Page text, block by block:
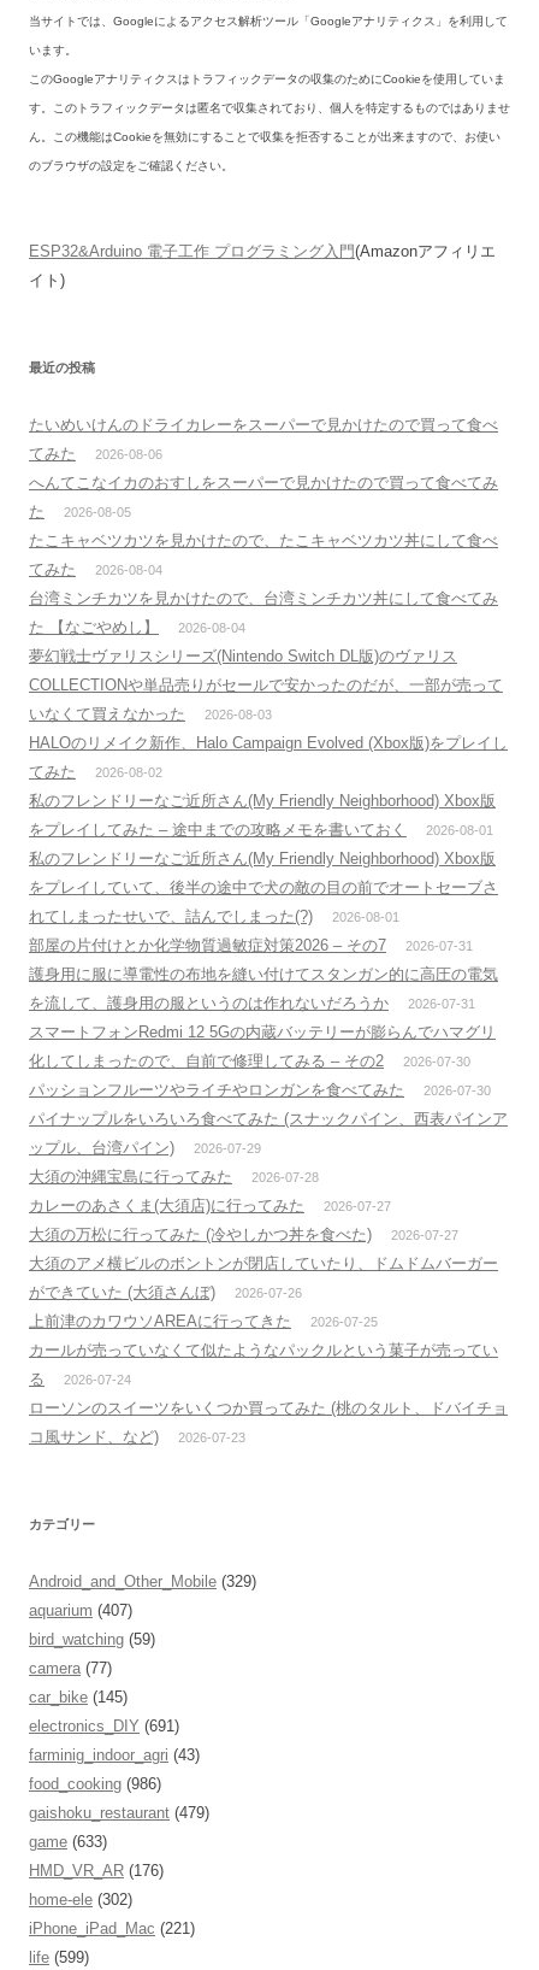
当サイトでは、Googleによるアクセス解析ツール「Googleアナリティクス」を利用して
います。
このGoogleアナリティクスはトラフィックデータの収集のためにCookieを使用していま
す。このトラフィックデータは匿名で収集されており、個人を特定するものではありませ
ん。この機能はCookieを無効にすることで収集を拒否することが出来ますので、お使い
のブラウザの設定をご確認ください。
ESP32&Arduino 電子工作 プログラミング入門(Amazonアフィリエ
イト)
最近の投稿
たいめいけんのドライカレーをスーパーで見かけたので買って食べ
てみた
2026-08-06
へんてこなイカのおすしをスーパーで見かけたので買って食べてみ
た
2026-08-05
たこキャベツカツを見かけたので、たこキャベツカツ丼にして食べ
てみた
2026-08-04
台湾ミンチカツを見かけたので、台湾ミンチカツ丼にして食べてみ
た 【なごやめし】
2026-08-04
夢幻戦士ヴァリスシリーズ(Nintendo Switch DL版)のヴァリス
COLLECTIONや単品売りがセールで安かったのだが、一部が売って
いなくて買えなかった
2026-08-03
HALOのリメイク新作、Halo Campaign Evolved (Xbox版)をプレイし
てみた
2026-08-02
私のフレンドリーなご近所さん(My Friendly Neighborhood) Xbox版
をプレイしてみた – 途中までの攻略メモを書いておく
2026-08-01
私のフレンドリーなご近所さん(My Friendly Neighborhood) Xbox版
をプレイしていて、後半の途中で犬の敵の目の前でオートセーブさ
れてしまったせいで、詰んでしまった(?)
2026-08-01
部屋の片付けとか化学物質過敏症対策2026 – その7 2026-07-31
護身用に服に導電性の布地を縫い付けてスタンガン的に高圧の電気
を流して、護身用の服というのは作れないだろうか
2026-07-31
スマートフォンRedmi 12 5Gの内蔵バッテリーが膨らんでハマグリ
化してしまったので、自前で修理してみる – その2
2026-07-30
パッションフルーツやライチやロンガンを食べてみた 2026-07-30
パイナップルをいろいろ食べてみた (スナックパイン、西表パインア
ップル、台湾パイン)
2026-07-29
大須の沖縄宝島に行ってみた 2026-07-28
カレーのあさくま(大須店)に行ってみた 2026-07-27
大須の万松に行ってみた (冷やしかつ丼を食べた) 2026-07-27
大須のアメ横ビルのボントンが閉店していたり、ドムドムバーガー
ができていた (大須さんぼ)
2026-07-26
上前津のカワウソAREAに行ってきた 2026-07-25
カールが売っていなくて似たようなパックルという菓子が売ってい
る
2026-07-24
ローソンのスイーツをいくつか買ってみた (桃のタルト、ドバイチョ
コ風サンド、など)
2026-07-23
カテゴリー
Android_and_Other_Mobile (329)
aquarium (407)
bird_watching (59)
camera (77)
car_bike (145)
electronics_DIY (691)
farminig_indoor_agri (43)
food_cooking (986)
gaishoku_restaurant (479)
game (633)
HMD_VR_AR (176)
home-ele (302)
iPhone_iPad_Mac (221)
life (599)